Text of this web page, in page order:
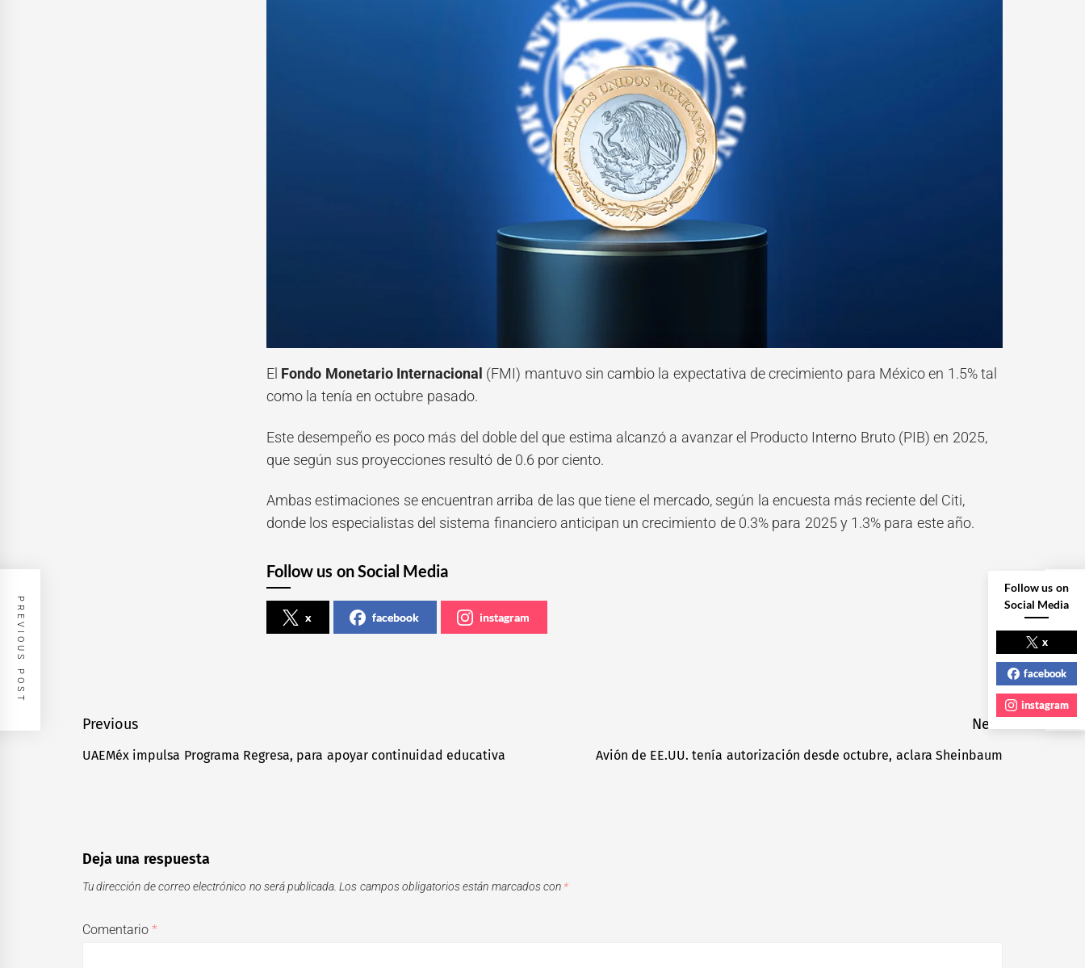
El Fondo Monetario Internacional (FMI) mantuvo sin cambio la expectativa de crecimiento para México en 1.5% tal
como la tenía en octubre pasado.
Este desempeño es poco más del doble del que estima alcanzó a avanzar el Producto Interno Bruto (PIB) en 2025,
que según sus proyecciones resultó de 0.6 por ciento.
Ambas estimaciones se encuentran arriba de las que tiene el mercado, según la encuesta más reciente del Citi,
donde los especialistas del sistema financiero anticipan un crecimiento de 0.3% para 2025 y 1.3% para este año.
Follow us on Social Media
x facebook instagram
Navegación
de
Previous
Previous
UAEMéx impulsa Programa Regresa, para apoyar continuidad educativa
Next
Avión de EE.UU. tenía autorización desde octubre, aclara Sheinbaum
PREVIOUS POST NEXT POST
Deja una respuesta
Tu dirección de correo electrónico no será publicada. Los campos obligatorios están marcados con *
Comentario*
Follow us on
Social Media
x
facebook
instagram